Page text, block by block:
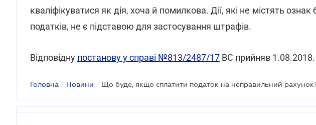
кваліфікуватися як дія, хоча й помилкова. Дії, які не містять ознак
податків, не є підставою для застосування штрафів.
Відповідну постанову у справі №813/2487/17 ВС прийняв 1.08.2018.
Головна / Новини / Що буде, якщо сплатити податок на неправильний